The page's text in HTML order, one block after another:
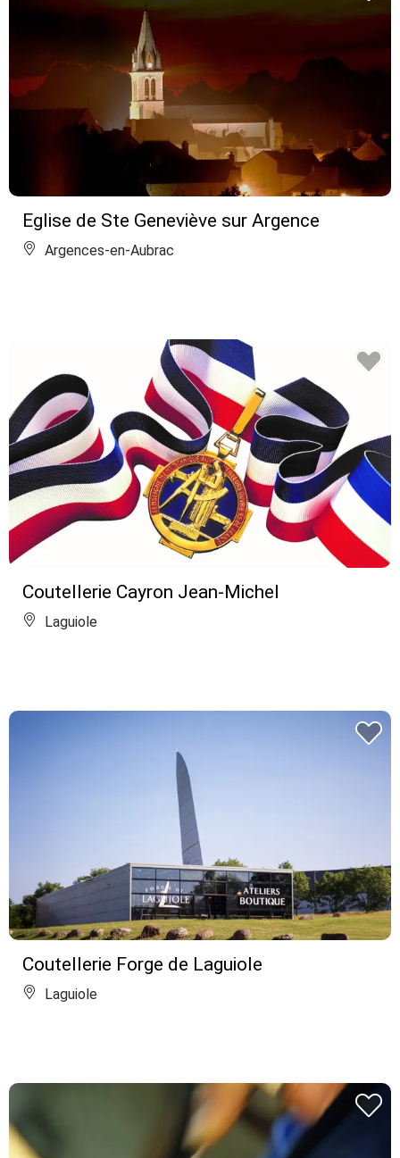
Eglise de Ste Geneviève sur Argence
Argences-en-Aubrac
Coutellerie Cayron Jean-Michel
Laguiole
Coutellerie Forge de Laguiole
Laguiole